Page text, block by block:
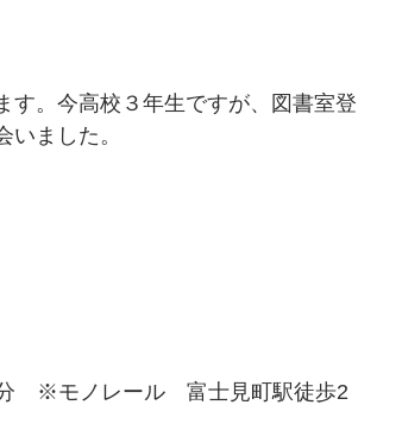
す。今高校３年生ですが、図書室登
ました。
※モノレール　富士見町駅徒歩2